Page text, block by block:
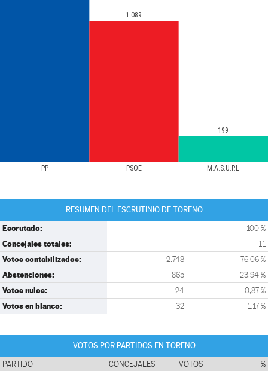
PP PSOE M.A.S.U.P.L
1.089
199
RESUMEN DEL ESCRUTINIO DE TORENO
Escrutado: 100 %
Concejales totales: 11
Votos contabilizados: 2.748 76,06 %
Abstenciones: 865 23,94 %
Votos nulos: 24 0,87 %
Votos en blanco: 32 1,17 %
VOTOS POR PARTIDOS EN TORENO
PARTIDO CONCEJALES VOTOS %